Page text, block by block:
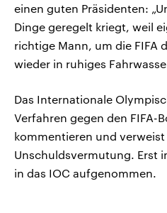
einen guten Präsidenten:
Dinge geregelt kriegt, weil
richtige Mann, um die FIFA
wieder in ruhiges
Das Internationale
Verfahren gegen den FIFA-
kommentieren und
Unschuldsvermutung. Erst
in das IOC aufgenommen.